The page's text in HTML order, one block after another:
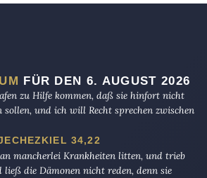
FÜR DEN 6. AUGUST 2026
zu Hilfe kommen, daß sie hinfort nicht
sollen, und ich will Recht sprechen zwischen
34,22
mancherlei Krankheiten litten, und trieb
ließ die Dämonen nicht reden, denn sie